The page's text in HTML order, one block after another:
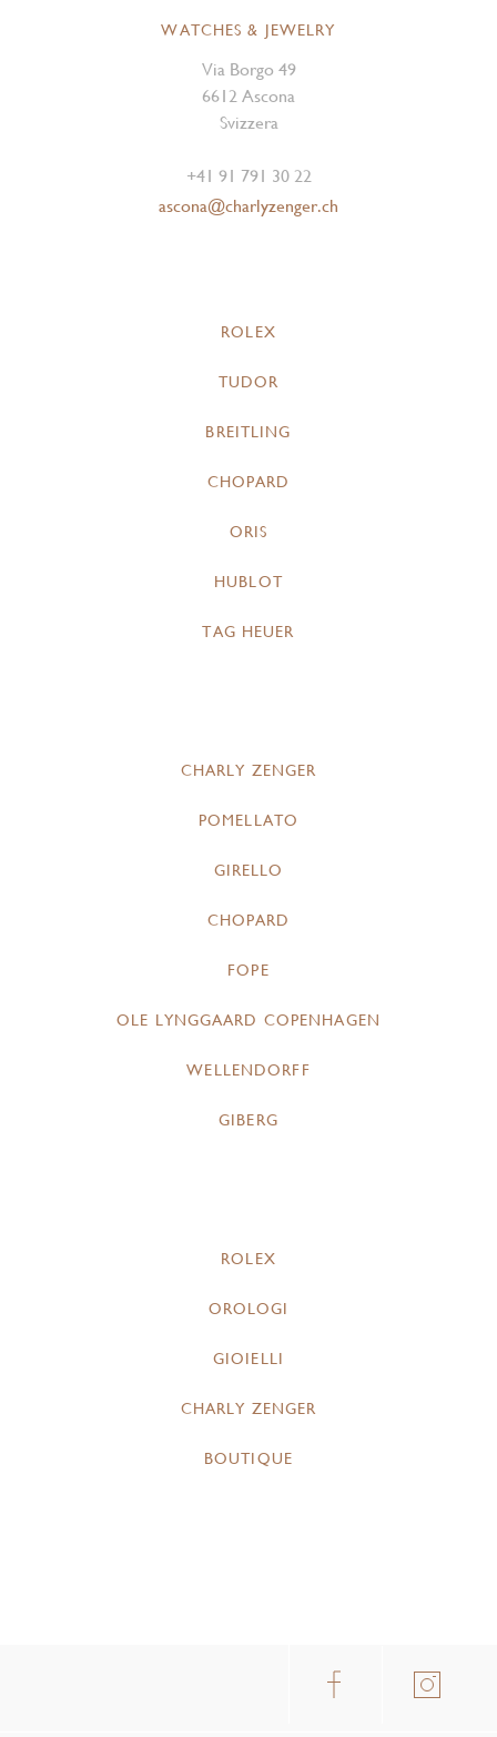
WATCHES & JEWELRY
Via Borgo 49
6612 Ascona
Svizzera
+41 91 791 30 22
ascona@charlyzenger.ch
ROLEX
TUDOR
BREITLING
CHOPARD
ORIS
HUBLOT
TAG HEUER
CHARLY ZENGER
POMELLATO
GIRELLO
CHOPARD
FOPE
OLE LYNGGAARD COPENHAGEN
WELLENDORFF
GIBERG
ROLEX
OROLOGI
GIOIELLI
CHARLY ZENGER
BOUTIQUE